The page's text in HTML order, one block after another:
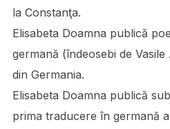
la Constanţa.
Elisabeta Doamna publică
germană (îndeosebi de
din Germania.
Elisabeta Doamna publică
prima traducere în germană